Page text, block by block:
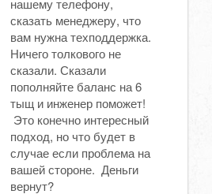
нашему телефону,
сказать менеджеру, что
вам нужна техподдержка.
Ничего толкового не
сказали. Сказали
пополняйте баланс на 6
тыщ и инженер поможет!
Это конечно интересный
подход, но что будет в
случае если проблема на
вашей стороне. Деньги
вернут?